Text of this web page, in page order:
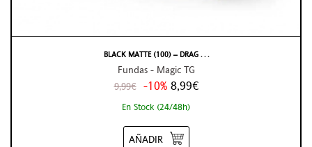
BLACK MATTE (100) – DRAG . . .
Fundas - Magic TG
9,99€ -10% 8,99€
En Stock (24/48h)
AÑADIR